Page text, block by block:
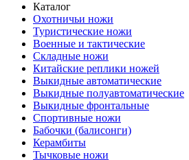
Каталог
Охотничьи ножи
Туристические ножи
Военные и тактические
Складные ножи
Китайские реплики ножей
Выкидные автоматические
Выкидные полуавтоматические
Выкидные фронтальные
Спортивные ножи
Бабочки (балисонги)
Керамбиты
Тычковые ножи